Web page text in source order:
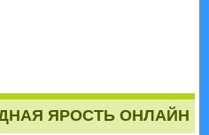
ЯРОСТЬ ОНЛАЙН